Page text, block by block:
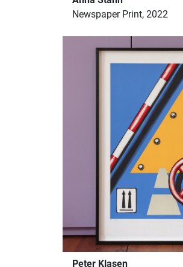
Newspaper Print, 2022
Peter Klasen